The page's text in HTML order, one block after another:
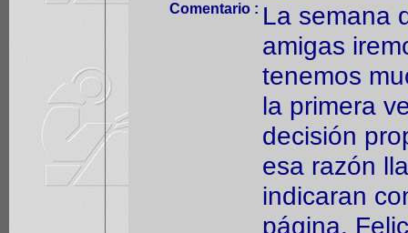
Comentario : La semana
amigas
tenemos
la primera
decisión
esa razón
indicaran
página.